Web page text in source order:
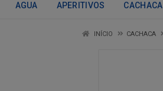
AGUA APERITIVOS CACHACA
INÍCIO CACHACA